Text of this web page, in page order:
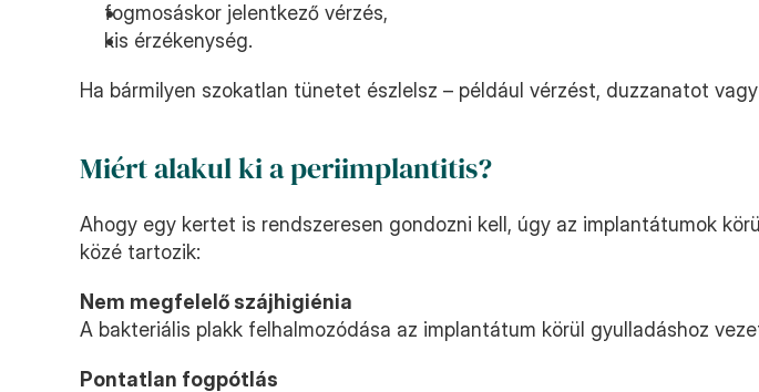
fogmosáskor jelentkező vérzés,
kis érzékenység.
Ha bármilyen szokatlan tünetet észlelsz – például vérzést, duzzanatot
Miért alakul ki a periimplantitis?
Ahogy egy kertet is rendszeresen gondozni kell, úgy az implantátumok
közé tartozik:
Nem megfelelő szájhigiénia
A bakteriális plakk felhalmozódása az implantátum körül gyulladáshoz
Pontatlan fogpótlás